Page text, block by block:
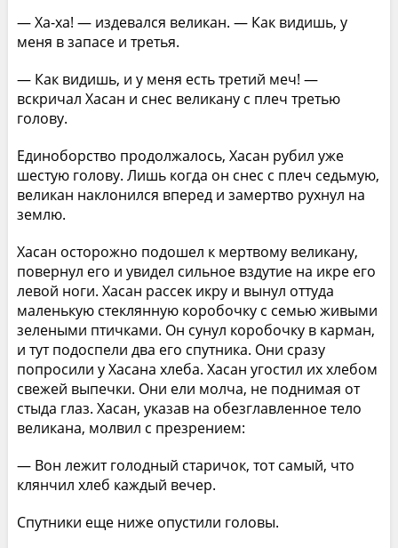
— Ха-ха! — издевался великан. — Как видишь, у
меня в запасе и третья.
— Как видишь, и у меня есть третий меч! —
вскричал Хасан и снес великану с плеч третью
голову.
Единоборство продолжалось, Хасан рубил уже
шестую голову. Лишь когда он снес с плеч седьмую,
великан наклонился вперед и замертво рухнул на
землю.
Хасан осторожно подошел к мертвому великану,
повернул его и увидел сильное вздутие на икре его
левой ноги. Хасан рассек икру и вынул оттуда
маленькую стеклянную коробочку с семью живыми
зелеными птичками. Он сунул коробочку в карман,
и тут подоспели два его спутника. Они сразу
попросили у Хасана хлеба. Хасан угостил их хлебом
свежей выпечки. Они ели молча, не поднимая от
стыда глаз. Хасан, указав на обезглавленное тело
великана, молвил с презрением:
— Вон лежит голодный старичок, тот самый, что
клянчил хлеб каждый вечер.
Спутники еще ниже опустили головы.